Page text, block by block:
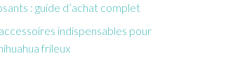
: guide d’achat complet
indispensables pour
frileux